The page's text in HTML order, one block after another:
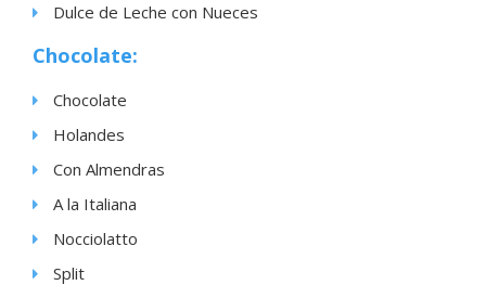
Dulce de Leche con Nueces
Chocolate:
Chocolate
Holandes
Con Almendras
A la Italiana
Nocciolatto
Split